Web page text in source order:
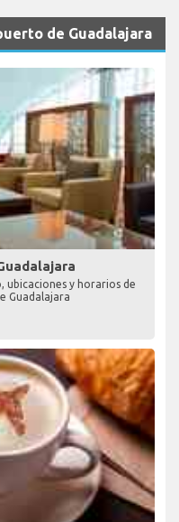
de Guadalajara
ubicaciones y horarios de